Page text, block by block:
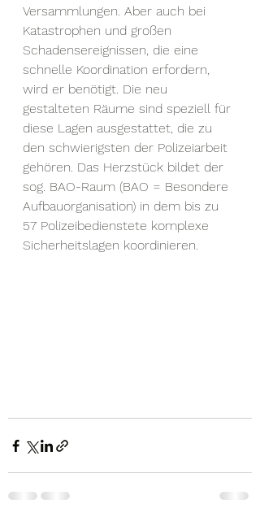
Versammlungen. Aber auch bei
Katastrophen und großen
Schadensereignissen, die eine
schnelle Koordination erfordern,
wird er benötigt. Die neu
gestalteten Räume sind speziell für
diese Lagen ausgestattet, die zu
den schwierigsten der Polizeiarbeit
gehören. Das Herzstück bildet der
sog. BAO-Raum (BAO = Besondere
Aufbauorganisation) in dem bis zu
57 Polizeibedienstete komplexe
Sicherheitslagen koordinieren.